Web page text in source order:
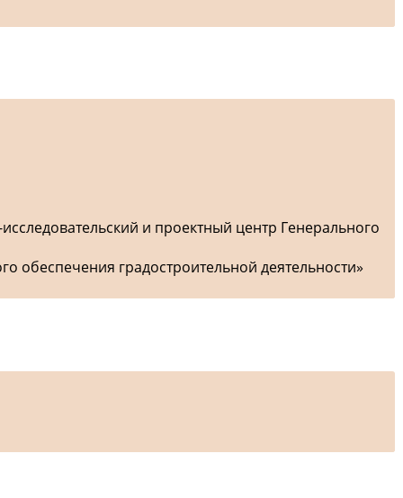
и проектный центр Генерального
обеспечения градостроительной деятельности»